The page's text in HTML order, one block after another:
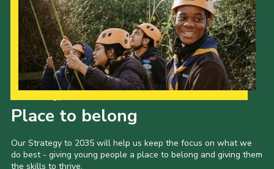
Place to belong
Our Strategy to 2035 will help us keep the focus on what we
do best - giving young people a place to belong and giving them
the skills to thrive.